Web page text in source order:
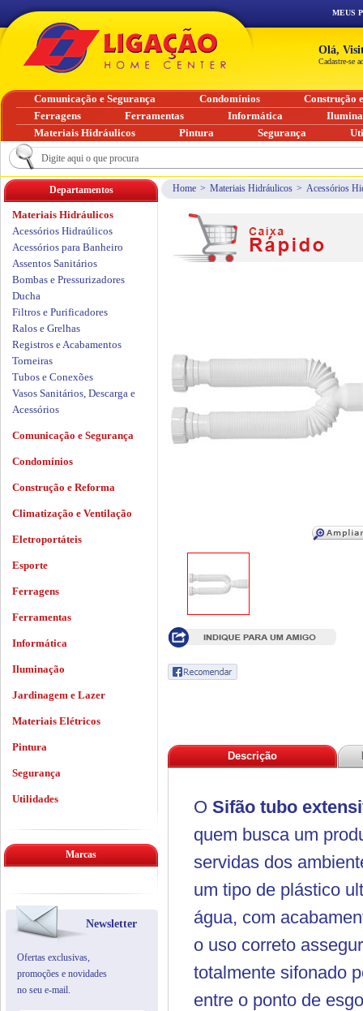
Home > Materiais Hidráulicos > Acessórios
Descrição
O Sifão tubo
quem busca um
servidas dos
um tipo de plástico
água, com
o uso correto
totalmente sifonado
entre o ponto de
Departamentos
Materiais Hidráulicos
Acessórios Hidraúlicos
Acessórios para Banheiro
Assentos Sanitários
Bombas e Pressurizadores
Ducha
Filtros e Purificadores
Ralos e Grelhas
Registros e Acabamentos
Torneiras
Tubos e Conexões
Vasos Sanitários, Descarga e
Acessórios
Comunicação e Segurança
Condomínios
Construção e Reforma
Climatização e Ventilação
Eletroportáteis
Esporte
Ferragens
Ferramentas
Informática
Iluminação
Jardinagem e Lazer
Materiais Elétricos
Pintura
Segurança
Utilidades
Marcas
Newsletter
Ofertas exclusivas,
promoções e novidades
no seu e-mail.
MEUS
Olá,
Cadastre-se
Comunicação e Segurança Condomínios
Construção
Ferragens
Ferramentas Informática
Materiais Hidráulicos
Pintura Segurança